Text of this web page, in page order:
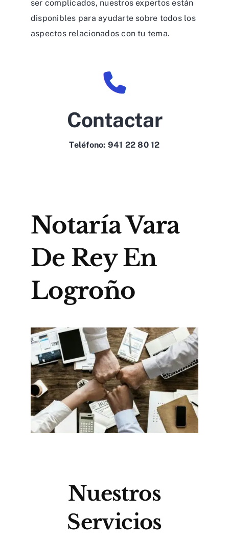
ser complicados, nuestros expertos están
disponibles para ayudarte sobre todos los
aspectos relacionados con tu tema.
Contactar
Teléfono: 941 22 80 12
Notaría Vara
De Rey En
Logroño
Nuestros
Servicios